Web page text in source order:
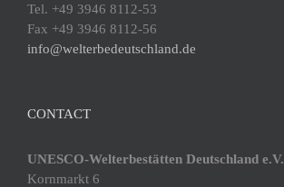
Tel. +49 3946 8112-53
Fax +49 3946 8112-56
info@welterbedeutschland.de
CONTACT
UNESCO-Welterbestätten Deutschland e.V.
Kornmarkt 6